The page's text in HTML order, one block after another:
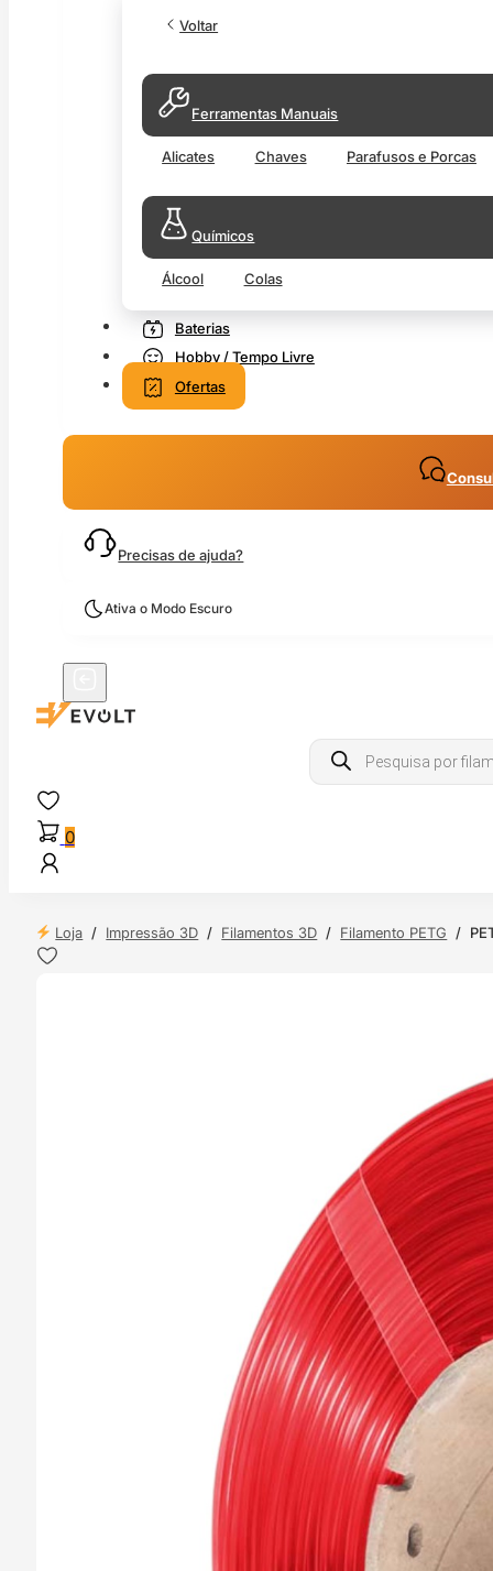
Voltar
Ferramentas Manuais
Alicates Chaves Parafusos e Porcas
Químicos
Álcool Colas
Baterias
Hobby / Tempo Livre
Ofertas
Precisas de ajuda?
Ativa o Modo Escuro
Products
search
0
Loja / Impressão 3D / Filamentos 3D / Filamento PETG /